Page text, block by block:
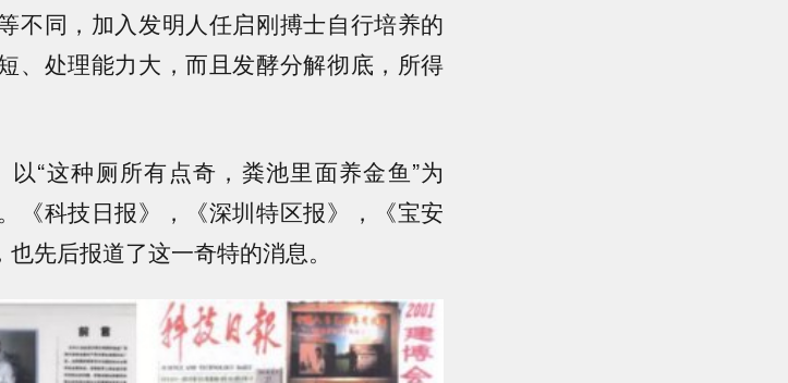
不同，加入发明人任启刚搏士自行培养的
、处理能力大，而且发酵分解彻底，所得
“这种厕所有点奇，粪池里面养金鱼”为
《科技日报》，《深圳特区报》，《宝安
先后报道了这一奇特的消息。